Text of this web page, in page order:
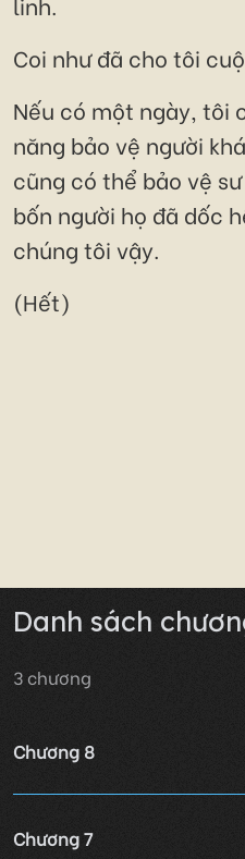
Coi như đã cho tôi
Nếu có một ngày, tôi
năng bảo vệ người
cũng có thể bảo vệ
bốn người họ đã dốc
chúng tôi vậy.
(Hết)
Danh sách
3chương
Chương 8
Chương 7